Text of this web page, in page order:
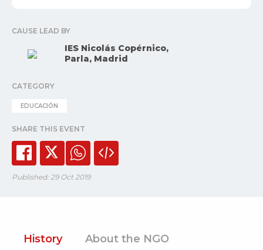
CAUSE LEAD BY
IES Nicolás Copérnico,
Parla, Madrid
CATEGORY
EDUCACIÓN
SHARE THIS EVENT
Published: 29 Oct 2019
History About the NGO